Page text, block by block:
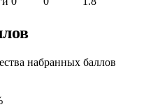
набранных баллов